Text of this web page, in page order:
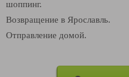
шоппинг.
Возвращение в Ярославль.
Отправление домой.